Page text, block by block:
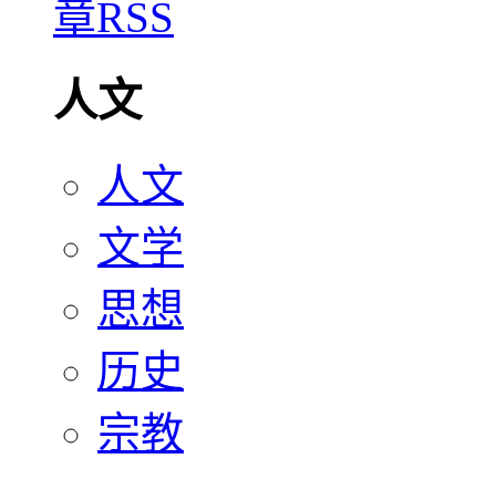
人文
人文
文学
思想
历史
宗教